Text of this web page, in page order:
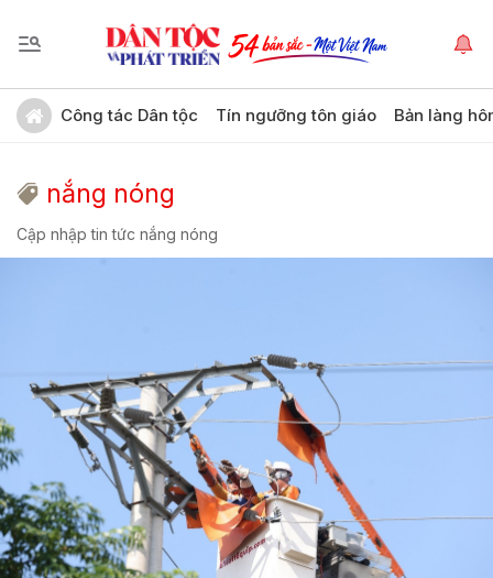
Công tác Dân tộc Tín ngưỡng tôn giáo Bản làng
nắng nóng
Cập nhập tin tức nắng nóng